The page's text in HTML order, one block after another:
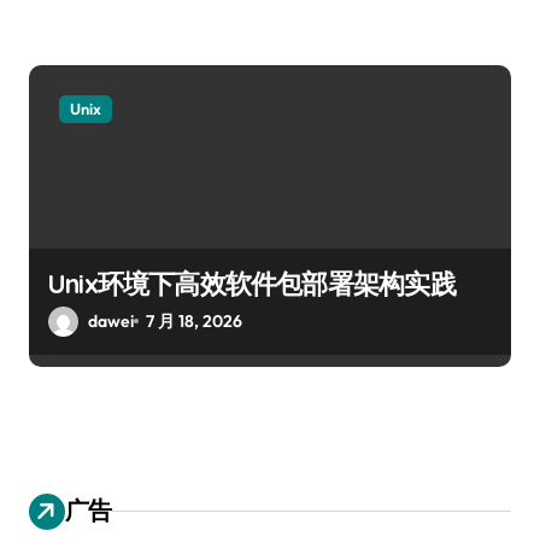
Unix
Unix环境下高效软件包部署架构实践
dawei 7 月 18, 2026
广告